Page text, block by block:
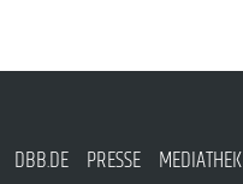
DBB.DE PRESSE MEDIATHEK